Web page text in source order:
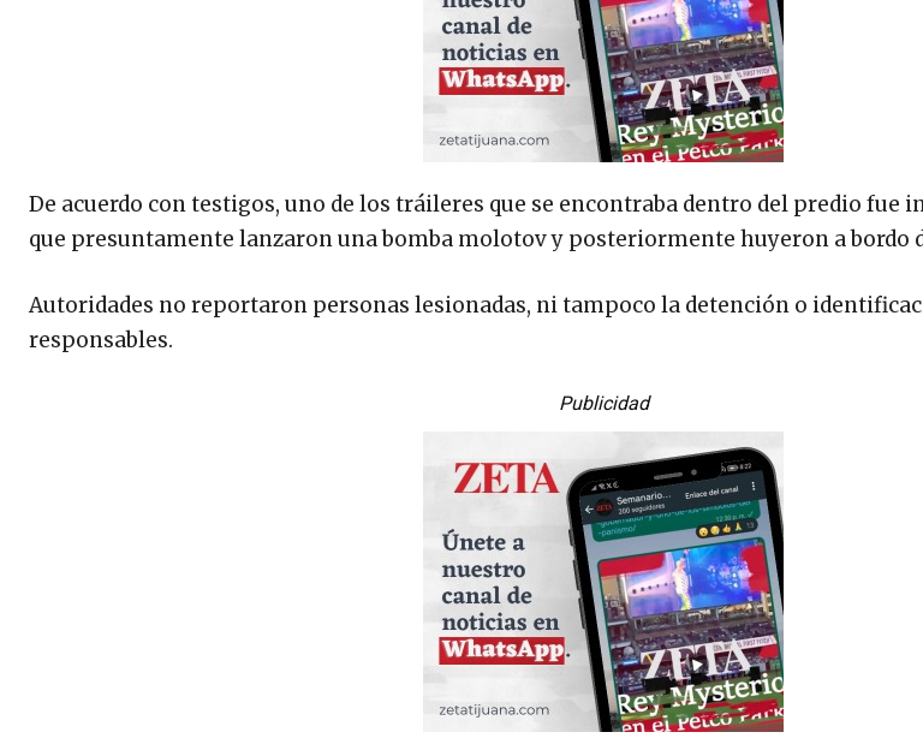
De acuerdo con testigos, uno de los tráileres que se encontraba dentro del predio fue
que presuntamente lanzaron una bomba molotov y posteriormente huyeron a bordo
Autoridades no reportaron personas lesionadas, ni tampoco la detención o
responsables.
Publicidad